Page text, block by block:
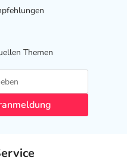
Sie sich bitte an
nicht über 25 Grad
von Kindern. Das
Verfalldatum gilt für das
Themen